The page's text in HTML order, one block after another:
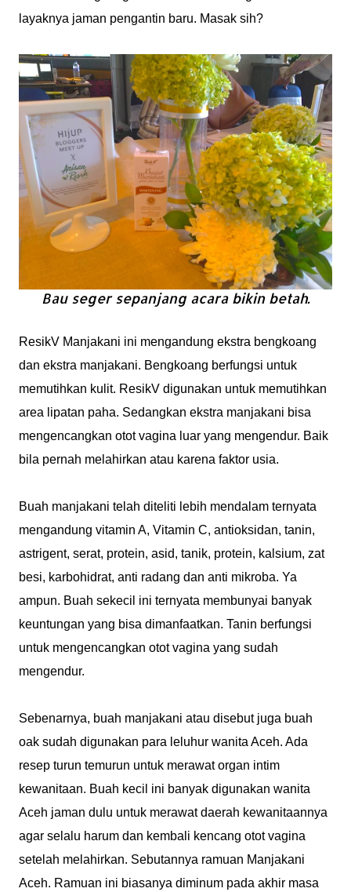
layaknya jaman pengantin baru. Masak sih?
Bau seger sepanjang acara bikin betah.
ResikV Manjakani ini mengandung ekstra bengkoang
dan ekstra manjakani. Bengkoang berfungsi untuk
memutihkan kulit. ResikV digunakan untuk memutihkan
area lipatan paha. Sedangkan ekstra manjakani bisa
mengencangkan otot vagina luar yang mengendur. Baik
bila pernah melahirkan atau karena faktor usia.
Buah manjakani telah diteliti lebih mendalam ternyata
mengandung vitamin A, Vitamin C, antioksidan, tanin,
astrigent, serat, protein, asid, tanik, protein, kalsium, zat
besi, karbohidrat, anti radang dan anti mikroba. Ya
ampun. Buah sekecil ini ternyata membunyai banyak
keuntungan yang bisa dimanfaatkan. Tanin berfungsi
untuk mengencangkan otot vagina yang sudah
mengendur.
Sebenarnya, buah manjakani atau disebut juga buah
oak sudah digunakan para leluhur wanita Aceh. Ada
resep turun temurun untuk merawat organ intim
kewanitaan. Buah kecil ini banyak digunakan wanita
Aceh jaman dulu untuk merawat daerah kewanitaannya
agar selalu harum dan kembali kencang otot vagina
setelah melahirkan. Sebutannya ramuan Manjakani
Aceh. Ramuan ini biasanya diminum pada akhir masa